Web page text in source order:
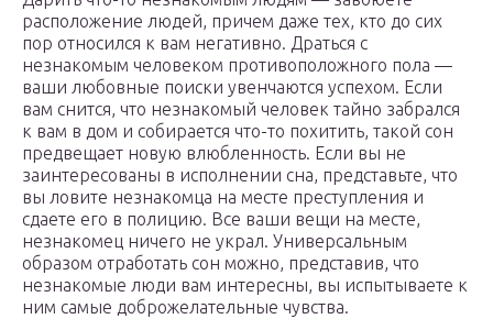
расположение людей, причем даже тех, кто до сих
пор относился к вам негативно. Драться с
незнакомым человеком противоположного пола —
ваши любовные поиски увенчаются успехом. Если
вам снится, что незнакомый человек тайно забрался
к вам в дом и собирается что-то похитить, такой сон
предвещает новую влюбленность. Если вы не
заинтересованы в исполнении сна, представьте, что
вы ловите незнакомца на месте преступления и
сдаете его в полицию. Все ваши вещи на месте,
незнакомец ничего не украл. Универсальным
образом отработать сон можно, представив, что
незнакомые люди вам интересны, вы испытываете к
ним самые доброжелательные чувства.